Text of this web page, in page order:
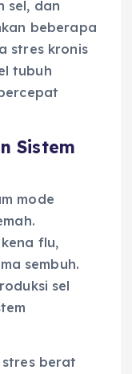
sel, dan
beberapa
stres kronis
tubuh
Sistem
mode
flu,
sembuh.
sel
berat